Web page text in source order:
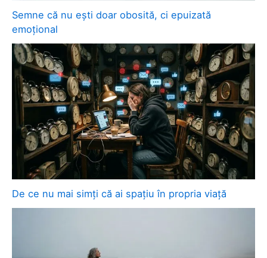
Semne că nu ești doar obosită, ci epuizată
emoțional
De ce nu mai simți că ai spațiu în propria viață